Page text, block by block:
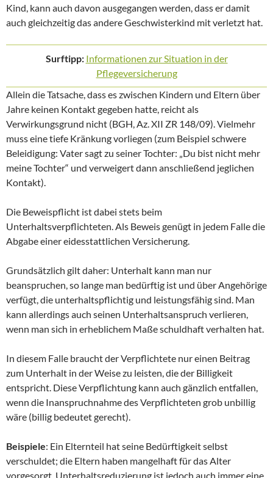
Kind, kann auch davon ausgegangen werden, dass er damit
auch gleichzeitig das andere Geschwisterkind mit verletzt hat.
Surftipp: Informationen zur Situation in der
Pflegeversicherung
Allein die Tatsache, dass es zwischen Kindern und Eltern über
Jahre keinen Kontakt gegeben hatte, reicht als
Verwirkungsgrund nicht (BGH, Az. XII ZR 148/09). Vielmehr
muss eine tiefe Kränkung vorliegen (zum Beispiel schwere
Beleidigung: Vater sagt zu seiner Tochter: „Du bist nicht mehr
meine Tochter“ und verweigert dann anschließend jeglichen
Kontakt).
Die Beweispflicht ist dabei stets beim
Unterhaltsverpflichteten. Als Beweis genügt in jedem Falle die
Abgabe einer eidesstattlichen Versicherung.
Grundsätzlich gilt daher: Unterhalt kann man nur
beanspruchen, so lange man bedürftig ist und über Angehörige
verfügt, die unterhaltspflichtig und leistungsfähig sind. Man
kann allerdings auch seinen Unterhaltsanspruch verlieren,
wenn man sich in erheblichem Maße schuldhaft verhalten hat.
In diesem Falle braucht der Verpflichtete nur einen Beitrag
zum Unterhalt in der Weise zu leisten, die der Billigkeit
entspricht. Diese Verpflichtung kann auch gänzlich entfallen,
wenn die Inanspruchnahme des Verpflichteten grob unbillig
wäre (billig bedeutet gerecht).
Beispiele: Ein Elternteil hat seine Bedürftigkeit selbst
verschuldet; die Eltern haben mangelhaft für das Alter
vorgesorgt. Unterhaltsreduzierung ist jedoch auch immer eine